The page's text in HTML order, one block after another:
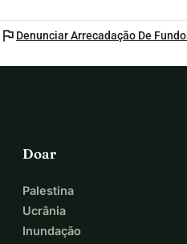
flag Denunciar Arrecadação De
Doar
Palestina
Ucrânia
Inundação